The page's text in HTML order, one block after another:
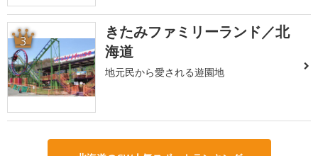
3
きたみファミリーランド／北
海道
地元民から愛される遊園地